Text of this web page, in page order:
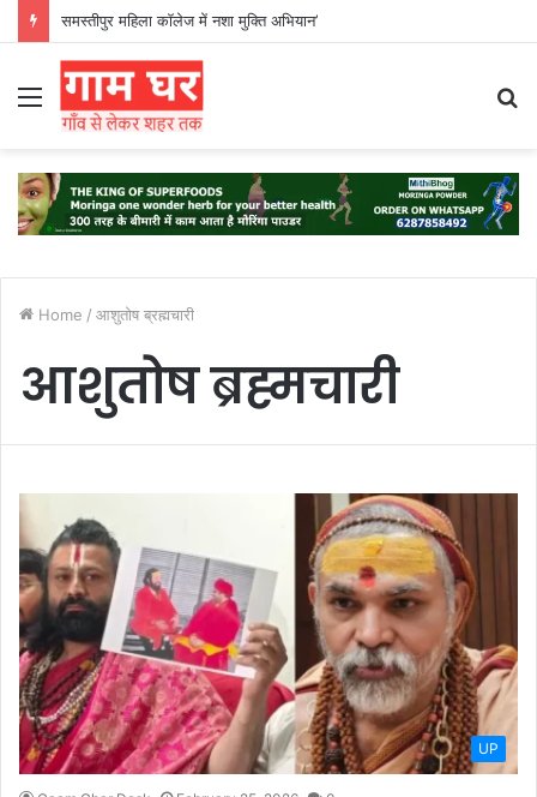
समस्तीपुर महिला कॉलेज में नशा मुक्ति अभियान’
Menu
Home / आशुतोष ब्रह्मचारी
आशुतोष ब्रह्मचारी
UP